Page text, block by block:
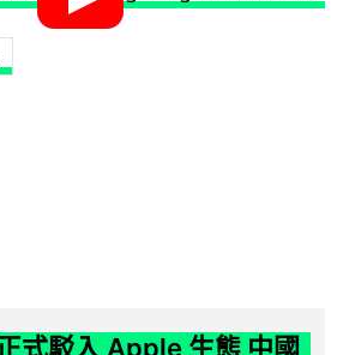
式駁入 Apple 生態 中國